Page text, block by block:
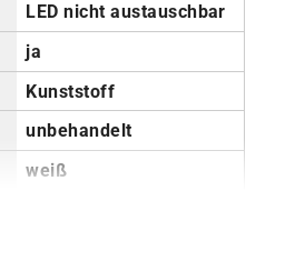
LED nicht austauschbar
ja
Kunststoff
unbehandelt
weiß